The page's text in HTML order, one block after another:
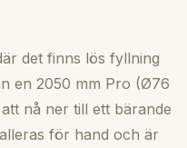
det finns lös fyllning
en 2050 mm Pro (Ø76
nå ner till ett bärande
för hand och är